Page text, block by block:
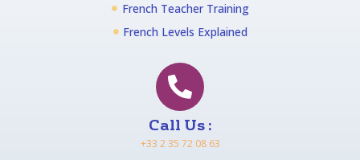
Call Us :
+33 2 35 72 08 63
French Teacher Training
French Levels Explained